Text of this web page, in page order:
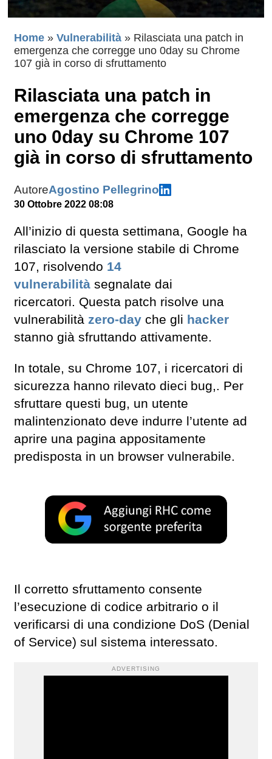
Home » Vulnerabilità » Rilasciata una patch in
emergenza che corregge uno 0day su Chrome
107 già in corso di sfruttamento
Rilasciata una patch in
emergenza che corregge
uno 0day su Chrome 107
già in corso di sfruttamento
AutoreAgostino Pellegrino
30 Ottobre 2022 08:08
All’inizio di questa settimana, Google ha
rilasciato la versione stabile di Chrome
107, risolvendo 14
vulnerabilità segnalate dai
ricercatori. Questa patch risolve una
vulnerabilità zero-day che gli hacker
stanno già sfruttando attivamente.
In totale, su Chrome 107, i ricercatori di
sicurezza hanno rilevato dieci bug,. Per
sfruttare questi bug, un utente
malintenzionato deve indurre l’utente ad
aprire una pagina appositamente
predisposta in un browser vulnerabile.
Il corretto sfruttamento consente
l’esecuzione di codice arbitrario o il
verificarsi di una condizione DoS (Denial
of Service) sul sistema interessato.
ADVERTISING